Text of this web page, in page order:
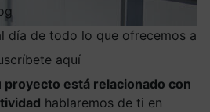
día de todo lo que ofrecemos a
aquí
proyecto está relacionado con
hablaremos de ti en